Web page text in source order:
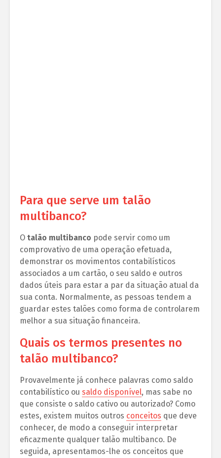
Para que serve um talão
multibanco?
O talão multibanco pode servir como um
comprovativo de uma operação efetuada,
demonstrar os movimentos contabilísticos
associados a um cartão, o seu saldo e outros
dados úteis para estar a par da situação atual da
sua conta. Normalmente, as pessoas tendem a
guardar estes talões como forma de controlarem
melhor a sua situação financeira.
Quais os termos presentes no
talão multibanco?
Provavelmente já conhece palavras como saldo
contabilístico ou saldo disponível, mas sabe no
que consiste o saldo cativo ou autorizado? Como
estes, existem muitos outros conceitos que deve
conhecer, de modo a conseguir interpretar
eficazmente qualquer talão multibanco. De
seguida, apresentamos-lhe os conceitos que